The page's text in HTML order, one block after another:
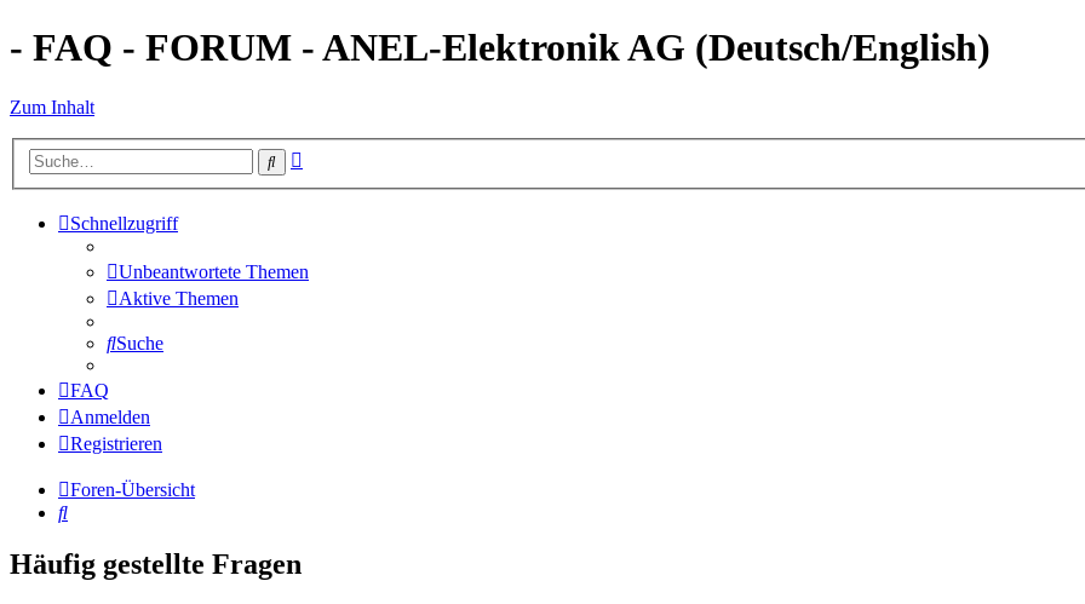
- FAQ - FORUM - ANEL-Elektronik AG (Deutsch/English)
Zum Inhalt
Suche
Schnellzugriff
Unbeantwortete Themen
Aktive Themen
Suche
FAQ
Anmelden
Registrieren
Foren-Übersicht
Suche
Häufig gestellte Fragen